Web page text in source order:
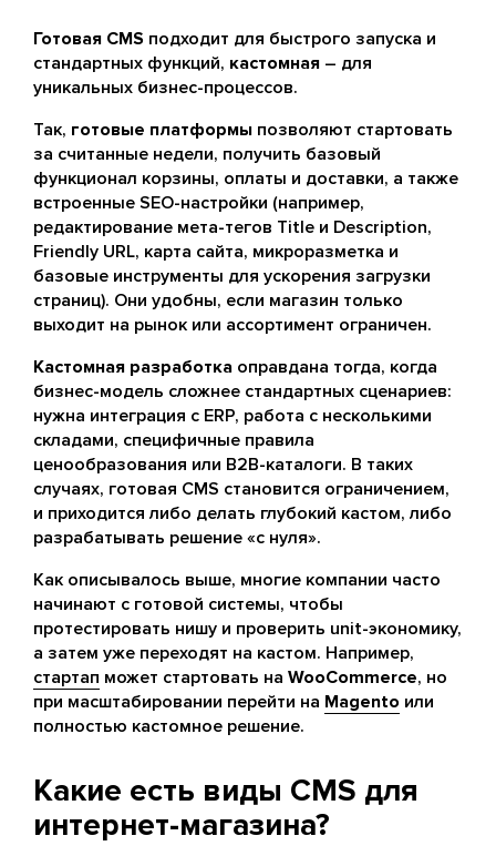
Готовая CMS подходит для быстрого запуска и
стандартных функций, кастомная – для
уникальных бизнес-процессов.
Так, готовые платформы позволяют стартовать
за считанные недели, получить базовый
функционал корзины, оплаты и доставки, а также
встроенные SEO-настройки (например,
редактирование мета-тегов Title и Description,
Friendly URL, карта сайта, микроразметка и
базовые инструменты для ускорения загрузки
страниц). Они удобны, если магазин только
выходит на рынок или ассортимент ограничен.
Кастомная разработка оправдана тогда, когда
бизнес-модель сложнее стандартных сценариев:
нужна интеграция с ERP, работа с несколькими
складами, специфичные правила
ценообразования или B2B-каталоги. В таких
случаях, готовая CMS становится ограничением,
и приходится либо делать глубокий кастом, либо
разрабатывать решение «с нуля».
Как описывалось выше, многие компании часто
начинают с готовой системы, чтобы
протестировать нишу и проверить unit-экономику,
а затем уже переходят на кастом. Например,
стартап может стартовать на WooCommerce, но
при масштабировании перейти на Magento или
полностью кастомное решение.
Какие есть виды CMS для
интернет-магазина?